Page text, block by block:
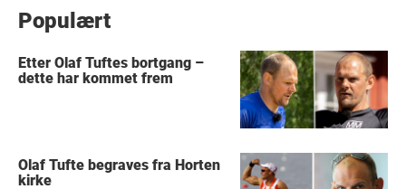
Populært
Etter Olaf Tuftes bortgang –
dette har kommet frem
Olaf Tufte begraves fra Horten
kirke